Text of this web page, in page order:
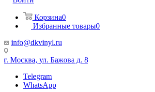
Корзина0
Избранные товары0
info@dkvinyl.ru
г. Москва, ул. Бажова д. 8
Telegram
WhatsApp